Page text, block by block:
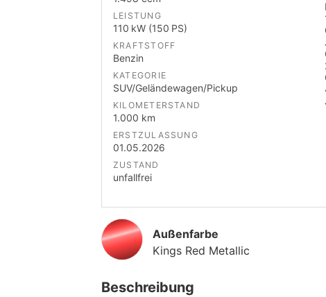
LEISTUNG
110 kW (150 PS)
KRAFTSTOFF
Benzin
KATEGORIE
SUV/Geländewagen/Pickup
KILOMETERSTAND
1.000 km
ERSTZULASSUNG
01.05.2026
ZUSTAND
unfallfrei
Außenfarbe
Kings Red Metallic
Beschreibung